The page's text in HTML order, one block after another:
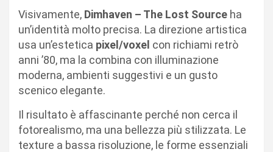
Visivamente, Dimhaven – The Lost Source ha
un’identità molto precisa. La direzione artistica
usa un’estetica pixel/voxel con richiami retrò
anni ’80, ma la combina con illuminazione
moderna, ambienti suggestivi e un gusto
scenico elegante.
Il risultato è affascinante perché non cerca il
fotorealismo, ma una bellezza più stilizzata. Le
texture a bassa risoluzione, le forme essenziali